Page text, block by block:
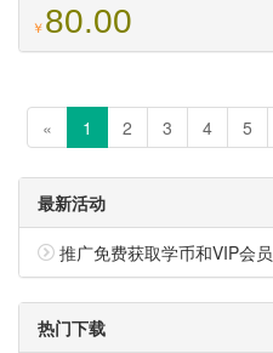
￥80.00
« 1 2 3 4 5
最新活动
推广免费获取学币和VIP会员
热门下载